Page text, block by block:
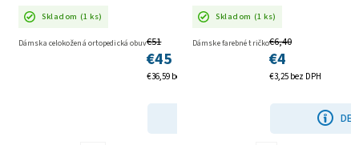
Skladom (1 ks)
€36,59 bez DPH
€51
€45
Dámska celokožená ortopedická obuv
Skladom (1 ks)
€3,25 bez DPH
€6,40
€4
Dámske farebné tričko